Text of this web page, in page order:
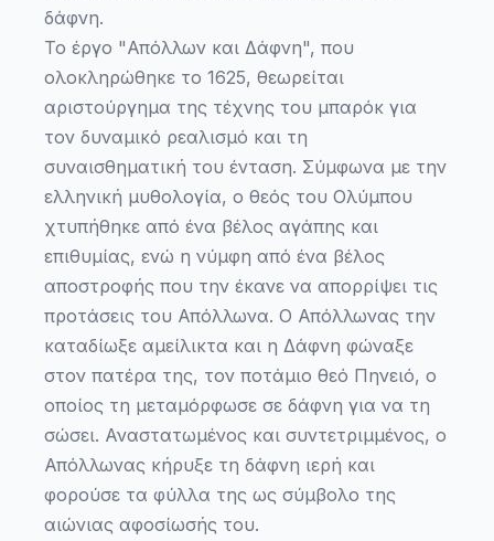
δάφνη.
Το έργο "Απόλλων και Δάφνη", που
ολοκληρώθηκε το 1625, θεωρείται
αριστούργημα της τέχνης του μπαρόκ για
τον δυναμικό ρεαλισμό και τη
συναισθηματική του ένταση. Σύμφωνα με την
ελληνική μυθολογία, ο θεός του Ολύμπου
χτυπήθηκε από ένα βέλος αγάπης και
επιθυμίας, ενώ η νύμφη από ένα βέλος
αποστροφής που την έκανε να απορρίψει τις
προτάσεις του Απόλλωνα. Ο Απόλλωνας την
καταδίωξε αμείλικτα και η Δάφνη φώναξε
στον πατέρα της, τον ποτάμιο θεό Πηνειό, ο
οποίος τη μεταμόρφωσε σε δάφνη για να τη
σώσει. Αναστατωμένος και συντετριμμένος, ο
Απόλλωνας κήρυξε τη δάφνη ιερή και
φορούσε τα φύλλα της ως σύμβολο της
αιώνιας αφοσίωσής του.